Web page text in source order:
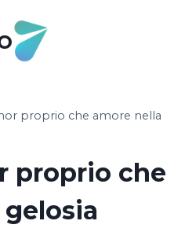
proprio che amore nella
proprio che